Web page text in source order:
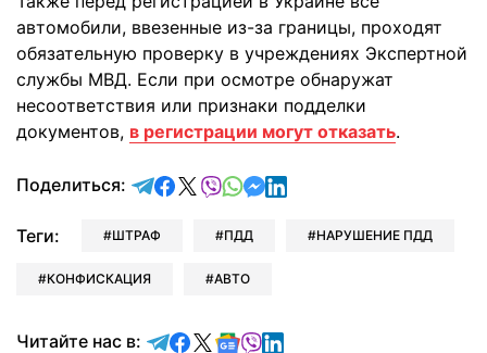
автомобили, ввезенные из-за границы, проходят
обязательную проверку в учреждениях Экспертной
службы МВД. Если при осмотре обнаружат
несоответствия или признаки подделки
документов, в регистрации могут отказать.
Поделиться: отправить в Telegram
поделиться в Facebook
поделиться в X
отправить в Viber
отправить в Whatsapp
отправить в Messenger
отправить в LinkedIn
Теги: ШТРАФ ПДД НАРУШЕНИЕ ПДД
КОНФИСКАЦИЯ АВТО
Читайте нас в: Читайте в Telegram
Читайте в Facebook
Читайте в X
Читайте в Google news
Читайте в Viber
Читайте в LinkedIn